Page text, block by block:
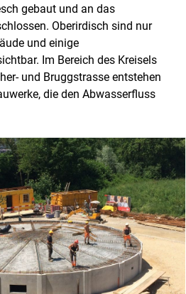
gebaut und an das
Oberirdisch sind nur
und einige
Im Bereich des Kreisels
und Bruggstrasse entstehen
die den Abwasserfluss